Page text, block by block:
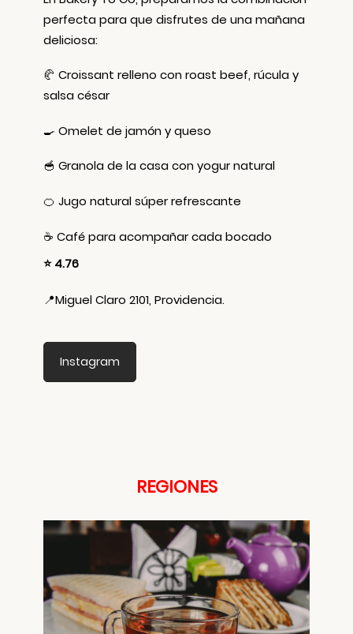
perfecta para que disfrutes de una mañana
deliciosa:
🥐 Croissant relleno con roast beef, rúcula y
salsa césar
🍳 Omelet de jamón y queso
🥣 Granola de la casa con yogur natural
🍊 Jugo natural súper refrescante
☕ Café para acompañar cada bocado
⭐ 4.76
📍Miguel Claro 2101, Providencia.
Instagram
REGIONES